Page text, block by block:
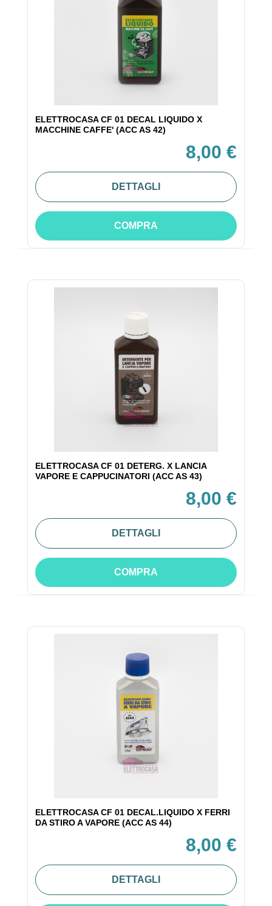
ELETTROCASA CF 01 DECAL LIQUIDO X
MACCHINE CAFFE' (ACC AS 42)
8,00 €
DETTAGLI
COMPRA
ELETTROCASA CF 01 DETERG. X LANCIA
VAPORE E CAPPUCINATORI (ACC AS 43)
8,00 €
DETTAGLI
COMPRA
ELETTROCASA CF 01 DECAL.LIQUIDO X FERRI
DA STIRO A VAPORE (ACC AS 44)
8,00 €
DETTAGLI